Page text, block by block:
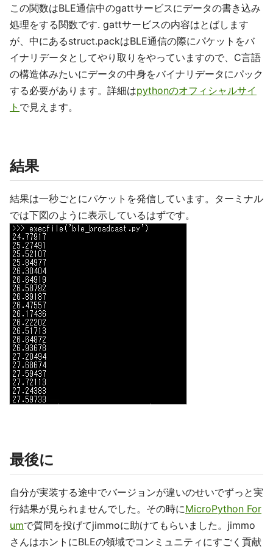
この関数はBLE通信中のgattサービスにデータの書き込み
処理をする関数です. gattサービスの内容はとばします
が、中にあるstruct.packはBLE通信の際にパケットをバ
イナリデータとしてやり取りをやっていますので、C言語
の構造体みたいにデータの中身をバイナリデータにパック
する必要があります。詳細はpythonのオフィシャルサイ
ト で見えます。
結果
結果は一秒ごとにパケットを発信しています。ターミナル
では下図のように表示しているはずです。
最後に
自分が実装する途中でバージョンが違いのせいでずっと実
行結果が見られませんでした。その時にMicroPython For
umで質問を投げてjimmoに助けてもらいました。jimmo
さんはホントにBLEの領域でコンミュニティにすごく貢献